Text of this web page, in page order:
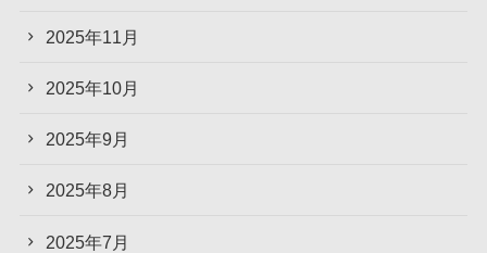
2025年11月
2025年10月
2025年9月
2025年8月
2025年7月